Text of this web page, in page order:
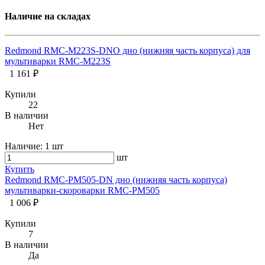
Наличие на складах
Redmond RMC-M223S-DNO дно (нижняя часть корпуса) для
мультиварки RMC-M223S
1 161 ₽
Купили
22
В наличии
Нет
Наличие: 1 шт
шт
Купить
Redmond RMC-PM505-DN дно (нижняя часть корпуса)
мультиварки-скороварки RMC-PM505
1 006 ₽
Купили
7
В наличии
Да